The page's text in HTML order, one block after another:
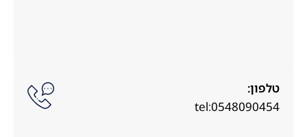
טלפון:
tel:0548090454